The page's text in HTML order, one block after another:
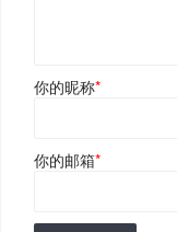
你的昵称*
你的邮箱*